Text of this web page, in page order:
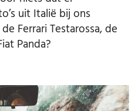
uit Italië bij ons
Ferrari Testarossa, de
Panda?